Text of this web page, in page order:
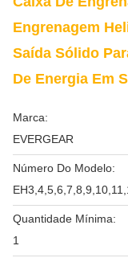
Engrenagem
Saída Sólido
De Energia Em
Marca:
EVERGEAR
Número Do Modelo:
Quantidade Mínima:
1